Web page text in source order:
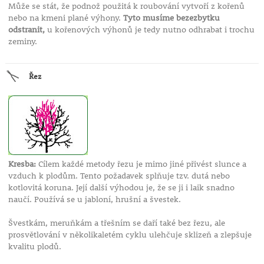
Může se stát, že podnož použitá k roubování vytvoří z kořenů
nebo na kmeni plané výhony. Tyto musíme bezezbytku
odstranit,u kořenových výhonů je tedy nutno odhrabat i trochu
zeminy.
Řez
Kresba:Cílem každé metody řezu je mimo jiné přivést slunce a
vzduch k plodům. Tento požadavek splňuje tzv. dutá nebo
kotlovitá koruna. Její další výhodou je, že se ji i laik snadno
naučí. Používá se u jabloní, hrušní a švestek.
Švestkám, meruňkám a třešním se daří také bez řezu, ale
prosvětlování v několikaletém cyklu ulehčuje sklizeň a zlepšuje
kvalitu plodů.